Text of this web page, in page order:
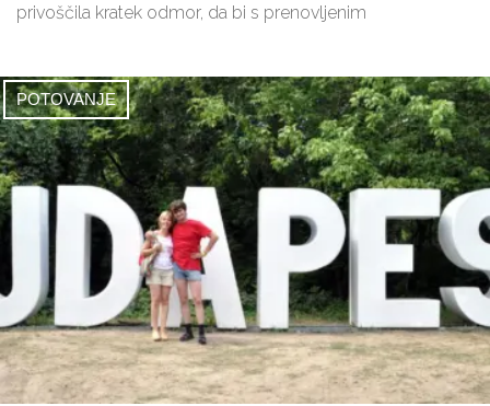
privoščila kratek odmor, da bi s prenovljenim
POTOVANJE